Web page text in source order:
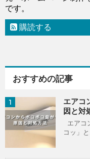
です。
購読する
おすすめの記事
1
エアコ
因と対
エアコ
コッ」